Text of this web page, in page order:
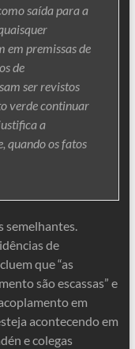
saída para a
em premissas de
de
ser revistos
verde continuar
a
quando os fatos
semelhantes.
de
que “as
são escassas” e
em
acontecendo em
e colegas